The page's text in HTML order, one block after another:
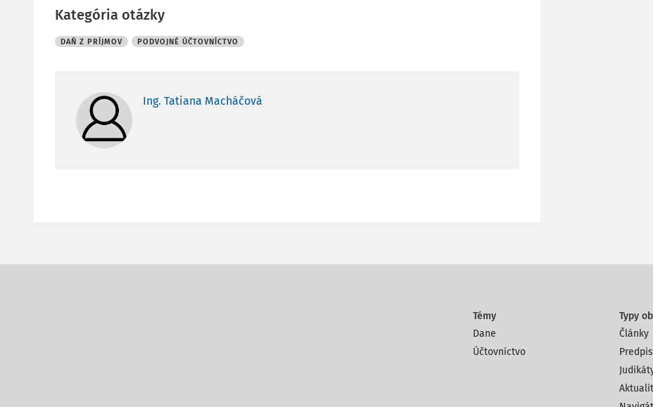
Kategória otázky
DAŇ Z PRÍJMOV PODVOJNÉ ÚČTOVNÍCTVO
Ing. Tatiana Macháčová
Témy
Dane
Účtovníctvo
Typy
Články